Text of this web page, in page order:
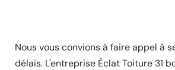
Nous vous convions à faire appel à
délais. L'entreprise Éclat Toiture 31